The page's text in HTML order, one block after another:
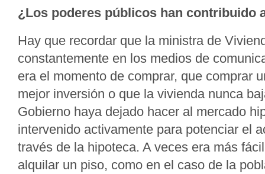
¿Los poderes públicos han contribuido
Hay que recordar que la ministra de
constantemente en los medios de
era el momento de comprar, que comprar
mejor inversión o que la vivienda nunca
Gobierno haya dejado hacer al mercado
intervenido activamente para potenciar el
través de la hipoteca. A veces era más
alquilar un piso, como en el caso de la